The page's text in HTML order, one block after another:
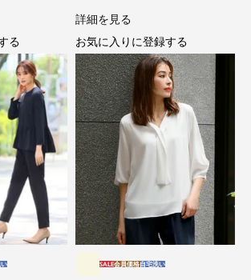
い
る
SALE会員価格自宅洗い
詳細を見る
お気に入りに登録する